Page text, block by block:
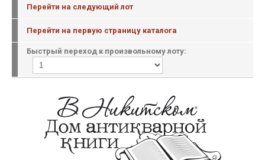
Перейти на следующий лот
Перейти на первую страницу каталога
Быстрый переход к произвольному лоту: